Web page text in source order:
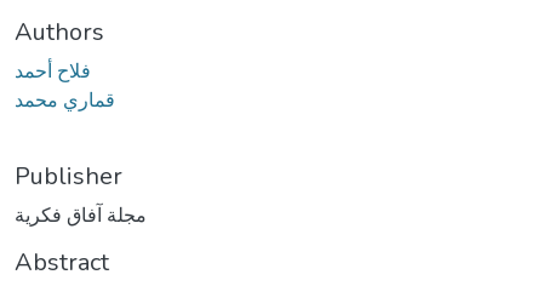
Authors
فلاح أحمد
قماري محمد
Publisher
مجلة آفاق فكرية
Abstract